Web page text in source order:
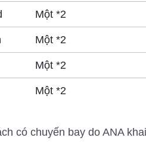
Một *2
Một *2
Một *2
Một *2
có chuyến bay do ANA